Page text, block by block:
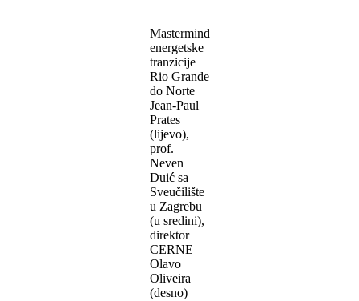
Mastermind
energetske
tranzicije
Rio Grande
do Norte
Jean-Paul
Prates
(lijevo),
prof.
Neven
Duić sa
Sveučilište
u Zagrebu
(u sredini),
direktor
CERNE
Olavo
Oliveira
(desno)